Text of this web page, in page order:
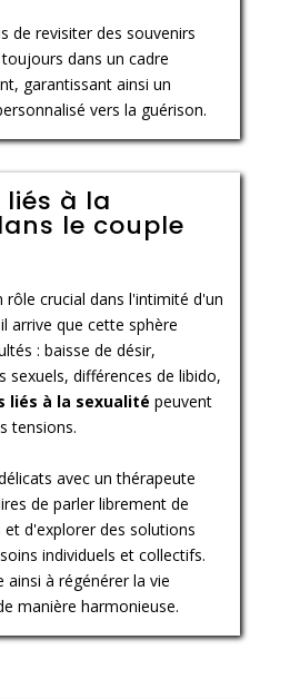
de revisiter des souvenirs
dans un cadre
garantissant ainsi un
vers la guérison.
liés à la
le couple
rôle crucial dans l'intimité d'un
arrive que cette sphère
: baisse de désir,
sexuels, différences de libido,
liés à la sexualité peuvent
tensions.
avec un thérapeute
de parler librement de
d'explorer des solutions
individuels et collectifs.
ainsi à régénérer la vie
manière harmonieuse.